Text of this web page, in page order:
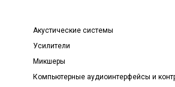
Акустические системы
Усилители
Микшеры
Компьютерные аудиоинтерфейсы и